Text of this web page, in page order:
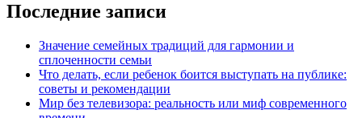
Последние записи
Значение семейных традиций для гармонии и
сплоченности семьи
Что делать, если ребенок боится выступать на публике:
советы и рекомендации
Мир без телевизора: реальность или миф современного